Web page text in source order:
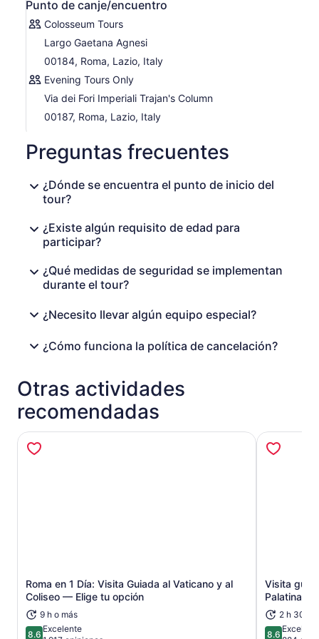
perdurable de Roma, donde la historia y la majestuosidad
se entrelazan a cada paso. ¡No te pierdas este
Punto de canje/encuentro
Colosseum Tours
Largo Gaetana Agnesi
00184, Roma, Lazio, Italy
Evening Tours Only
Via dei Fori Imperiali Trajan's Column
00187, Roma, Lazio, Italy
Preguntas frecuentes
¿Dónde se encuentra el punto de inicio del
tour?
¿Existe algún requisito de edad para
participar?
¿Qué medidas de seguridad se implementan
durante el tour?
¿Necesito llevar algún equipo especial?
¿Cómo funciona la política de cancelación?
Otras actividades
recomendadas
Roma en 1 Día: Visita Guiada al Vaticano y al
Coliseo — Elige tu opción
9 h o más
8.6
Excelente
Se abrirá en una nueva pestaña
Visita
Palatina
2 h 30
8.6